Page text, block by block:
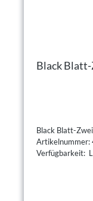
Black Blatt-
Black Blatt-
Artikelnummer:
Verfügbarkeit: